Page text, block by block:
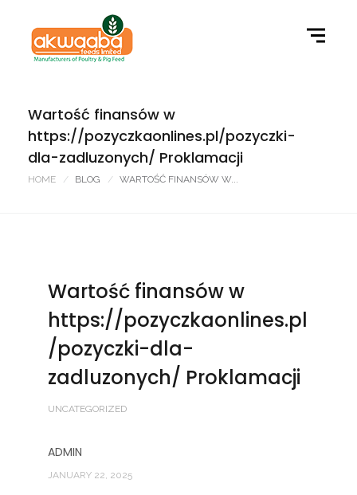
Wartość finansów w
https://pozyczkaonlines.pl/pozyczki-
dla-zadluzonych/ Proklamacji
HOME BLOG WARTOŚĆ FINANSÓW W...
Wartość finansów w
https://pozyczkaonlines.pl
/pozyczki-dla-
zadluzonych/ Proklamacji
UNCATEGORIZED
ADMIN
JANUARY 22, 2025